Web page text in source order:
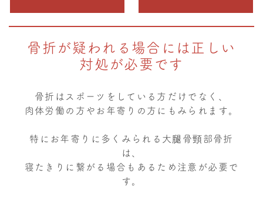
骨折が疑われる場合には正しい
対処が必要です
骨折はスポーツをしている方だけでなく、
肉体労働の方やお年寄りの方にもみられます。
特にお年寄りに多くみられる大腿骨頸部骨折
は、
寝たきりに繋がる場合もあるため注意が必要で
す。